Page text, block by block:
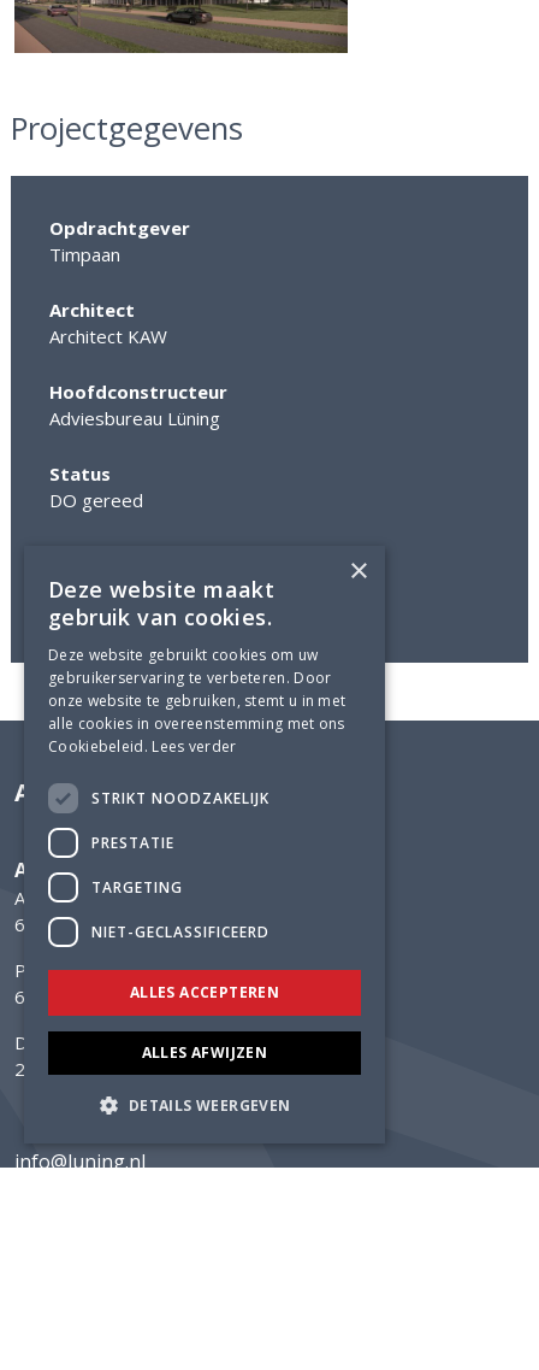
Projectgegevens
Opdrachtgever
Timpaan
Architect
Architect KAW
Hoofdconstructeur
Adviesbureau Lüning
Status
DO gereed
©Architect KAW
Adviesbureau Lüning
Adviesbureau Lüning
Arnhemsestraatweg 358
6881 NK Velp
Postbus 304
6800 AH Arnhem
Delftechpark 12
2628 XH Delft
info@luning.nl
×
Deze website maakt
gebruik van cookies.
Deze website gebruikt cookies om uw
gebruikerservaring te verbeteren. Door
onze website te gebruiken, stemt u in met
alle cookies in overeenstemming met ons
Cookiebeleid. Lees verder
STRIKT NOODZAKELIJK
PRESTATIE
TARGETING
NIET-GECLASSIFICEERD
ALLES ACCEPTEREN
ALLES AFWIJZEN
DETAILS WEERGEVEN